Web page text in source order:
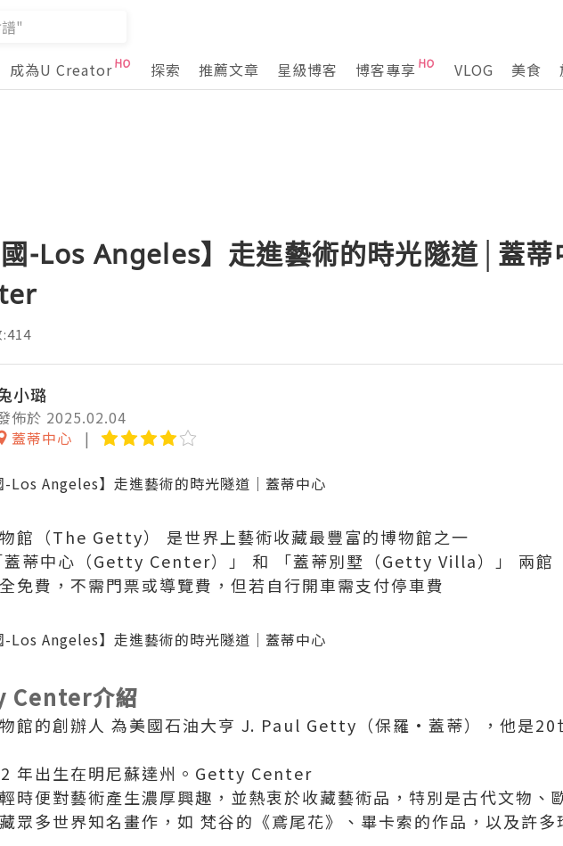
成為U Creator 探索 推薦文章 星級博客 博客專享 VLOG 美食
國-Los Angeles】走進藝術的時光隧道│蓋
小璐
佈於 2025.02.04
蓋蒂中心
館（The Getty） 是世界上藝術收藏最豐富的博物館之一
蓋蒂中心（Getty Center）」 和 「蓋蒂別墅（Getty Villa）」 兩館
免費，不需門票或導覽費，但若自行開車需支付停車費
Center介紹
館的創辦人 為美國石油大亨 J. Paul Getty（保羅·蓋蒂），他是20
年出生在明尼蘇達州。Getty Center
時便對藝術產生濃厚興趣，並熱衷於收藏藝術品，特別是古代文物、
眾多世界知名畫作，如 梵谷的《鳶尾花》、畢卡索的作品，以及許多